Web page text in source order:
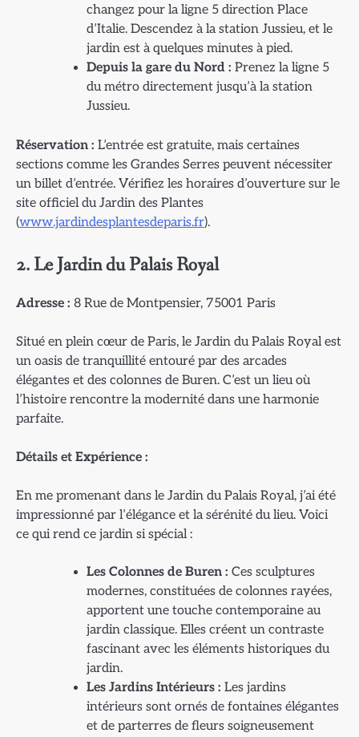
changez pour la ligne 5 direction Place
d’Italie. Descendez à la station Jussieu, et le
jardin est à quelques minutes à pied.
Depuis la gare du Nord : Prenez la ligne 5
du métro directement jusqu’à la station
Jussieu.
Réservation : L’entrée est gratuite, mais certaines
sections comme les Grandes Serres peuvent nécessiter
un billet d’entrée. Vérifiez les horaires d’ouverture sur le
site officiel du Jardin des Plantes
(www.jardindesplantesdeparis.fr).
2. Le Jardin du Palais Royal
Adresse : 8 Rue de Montpensier, 75001 Paris
Situé en plein cœur de Paris, le Jardin du Palais Royal est
un oasis de tranquillité entouré par des arcades
élégantes et des colonnes de Buren. C’est un lieu où
l’histoire rencontre la modernité dans une harmonie
parfaite.
Détails et Expérience :
En me promenant dans le Jardin du Palais Royal, j’ai été
impressionné par l’élégance et la sérénité du lieu. Voici
ce qui rend ce jardin si spécial :
Les Colonnes de Buren : Ces sculptures
modernes, constituées de colonnes rayées,
apportent une touche contemporaine au
jardin classique. Elles créent un contraste
fascinant avec les éléments historiques du
jardin.
Les Jardins Intérieurs : Les jardins
intérieurs sont ornés de fontaines élégantes
et de parterres de fleurs soigneusement